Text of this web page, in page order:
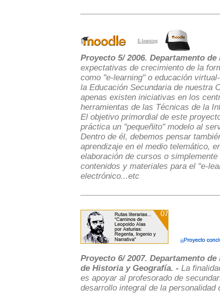
E-learning
Proyecto 5/ 2006. Departamento
expectativas de crecimiento de la
como "e-learning" o educación
la Educación Secundaria de nuestra
apenas existen iniciativas en los
herramientas de las Técnicas de la
El objetivo primordial de este
práctica un "pequeñito" modelo al
Dentro de él, debemos pensar
aprendizaje en el medio telemático,
elaboración de cursos o
contenidos y materiales para el "e-
electrónico...etc
Proyecto 6/ 2007. Departamento
de Historia y Geografía. - La
es apoyar al profesorado de
desarrollo integral de la